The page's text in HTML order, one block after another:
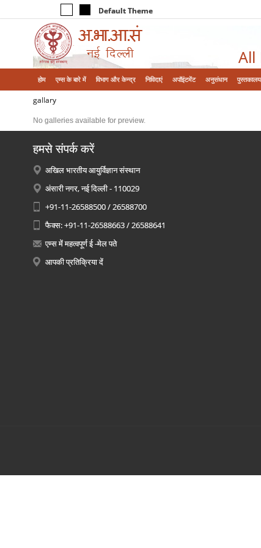
Default Theme
All
होम एम्‍स के बारे में विभाग और केन्‍द्र निविदाएं अपॉइंटमेंट अनुसंधान पुस्तकालय
gallary
No galleries available for preview.
हमसे संपर्क करें
अखिल भारतीय आयुर्विज्ञान संस्थान
अंसारी नगर, नई दिल्ली - 110029
+91-11-26588500 / 26588700
फैक्स: +91-11-26588663 / 26588641
एम्स में महत्वपूर्ण ई -मेल पते
आपकी प्रतिक्रिया दें